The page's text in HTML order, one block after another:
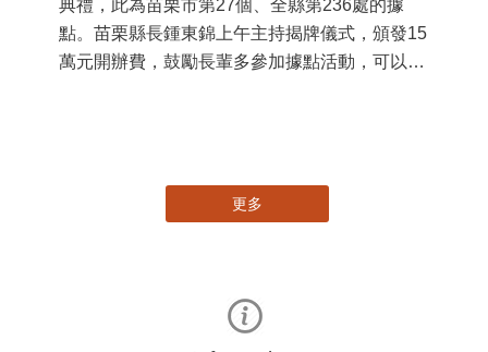
典禮，此為苗栗市第27個、全縣第236處的據
點。苗栗縣長鍾東錦上午主持揭牌儀式，頒發15
萬元開辦費，鼓勵長輩多參加據點活動，可以更
更多